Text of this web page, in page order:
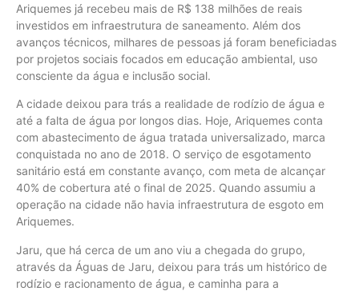
Ariquemes já recebeu mais de R$ 138 milhões de reais
investidos em infraestrutura de saneamento. Além dos
avanços técnicos, milhares de pessoas já foram beneficiadas
por projetos sociais focados em educação ambiental, uso
consciente da água e inclusão social.
A cidade deixou para trás a realidade de rodízio de água e
até a falta de água por longos dias. Hoje, Ariquemes conta
com abastecimento de água tratada universalizado, marca
conquistada no ano de 2018. O serviço de esgotamento
sanitário está em constante avanço, com meta de alcançar
40% de cobertura até o final de 2025. Quando assumiu a
operação na cidade não havia infraestrutura de esgoto em
Ariquemes.
Jaru, que há cerca de um ano viu a chegada do grupo,
através da Águas de Jaru, deixou para trás um histórico de
rodízio e racionamento de água, e caminha para a